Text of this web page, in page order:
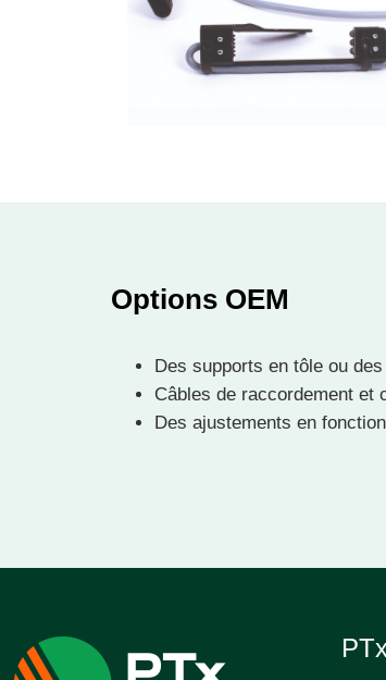
Options OEM
Des supports en tôle ou
Câbles de raccordement et
Des ajustements en